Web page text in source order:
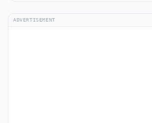
ADVERTISEMENT